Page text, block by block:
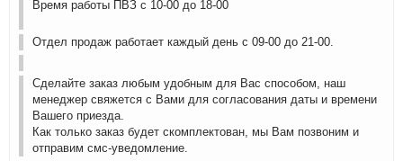
Время работы ПВЗ с 10-00 до 18-00
Отдел продаж работает каждый день с 09-00 до 21-00.
Сделайте заказ любым удобным для Вас способом, наш
менеджер свяжется с Вами для согласования даты и времени
Вашего приезда.
Как только заказ будет скомплектован, мы Вам позвоним и
отправим смс-уведомление.